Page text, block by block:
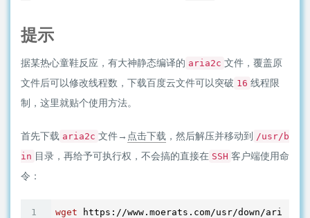
提示
据某热心童鞋反应，有大神静态编译的 aria2c 文件，覆盖原
文件后可以修改线程数，下载百度云文件可以突破 16 线程限
制，这里就贴个使用方法。
首先下载 aria2c 文件→ 点击下载 ，然后解压并移动到 /usr/b
in 目录，再给予可执行权，不会搞的直接在 SSH 客户端使用命
令：
wget https://www.moerats.com/usr/down/